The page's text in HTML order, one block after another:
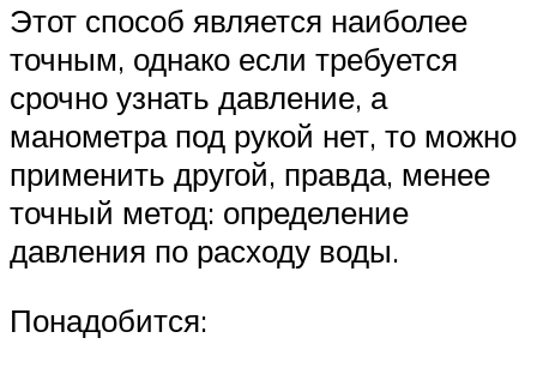
Этот способ является наиболее
точным, однако если требуется
срочно узнать давление, а
манометра под рукой нет, то можно
применить другой, правда, менее
точный метод: определение
давления по расходу воды.
Понадобится: